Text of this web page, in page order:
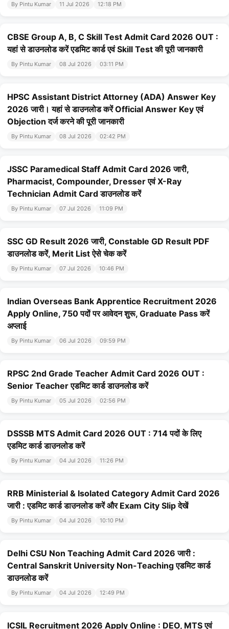
By Pintu Kumar 11 Jul 2026 12:18 PM
CBSE Group A, B, C Skill Test Admit Card 2026 OUT :
यहां से डाउनलोड करें एडमिट कार्ड एवं Skill Test की पूरी जानकारी
By Pintu Kumar 08 Jul 2026 03:11 PM
HPSC Assistant District Attorney (ADA) Answer Key
2026 जारी। यहां से डाउनलोड करें Official Answer Key एवं
Objection दर्ज करने की पूरी जानकारी
By Pintu Kumar 08 Jul 2026 02:42 PM
JSSC Paramedical Staff Admit Card 2026 जारी,
Pharmacist, Compounder, Dresser एवं X-Ray
Technician Admit Card डाउनलोड करें
By Pintu Kumar 07 Jul 2026 11:09 PM
SSC GD Result 2026 जारी, Constable GD Result PDF
डाउनलोड करें, Merit List ऐसे चेक करें
By Pintu Kumar 07 Jul 2026 10:46 PM
Indian Overseas Bank Apprentice Recruitment 2026
Apply Online, 750 पदों पर आवेदन शुरू, Graduate Pass करें
अप्लाई
By Pintu Kumar 06 Jul 2026 09:59 PM
RPSC 2nd Grade Teacher Admit Card 2026 OUT :
Senior Teacher एडमिट कार्ड डाउनलोड करें
By Pintu Kumar 05 Jul 2026 02:56 PM
DSSSB MTS Admit Card 2026 OUT : 714 पदों के लिए
एडमिट कार्ड डाउनलोड करें
By Pintu Kumar 04 Jul 2026 11:26 PM
RRB Ministerial & Isolated Category Admit Card 2026
जारी : एडमिट कार्ड डाउनलोड करें और Exam City Slip देखें
By Pintu Kumar 04 Jul 2026 10:10 PM
Delhi CSU Non Teaching Admit Card 2026 जारी :
Central Sanskrit University Non-Teaching एडमिट कार्ड
डाउनलोड करें
By Pintu Kumar 04 Jul 2026 12:49 PM
ICSIL Recruitment 2026 Apply Online : DEO, MTS एवं